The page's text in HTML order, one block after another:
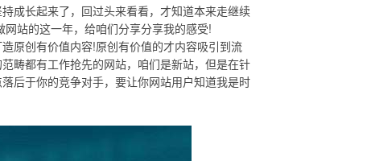
长起来了，回过头来看看，才知道本来走继续
站的这一年，给咱们分享分享我的感受!
原创有价值内容!原创有价值的才内容吸引到流
畴都有工作抢先的网站，咱们是新站，但是在针
后于你的竞争对手，要让你网站用户知道我是时